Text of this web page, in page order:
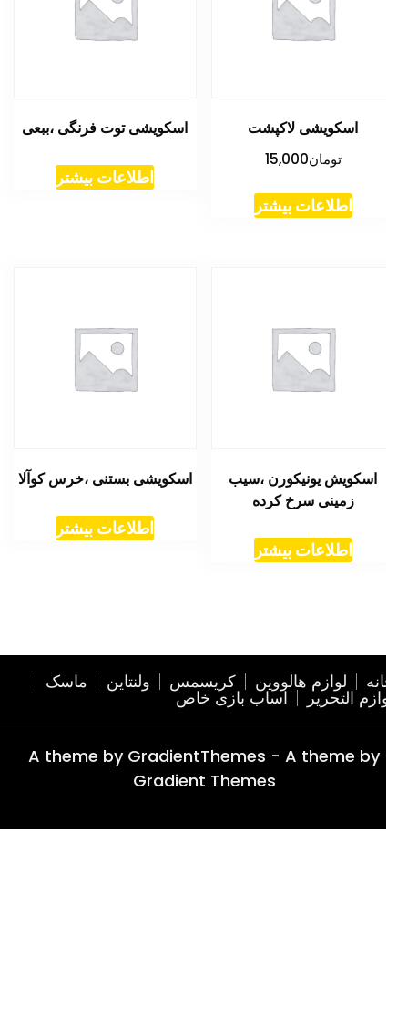
اسکویشی لاکپشت
تومان15,000
اطلاعات بیشتر
اسکویشی توت فرنگی ،ببعی
اطلاعات بیشتر
اسکویش یونیکورن ،سیب
زمینی سرخ کرده
اطلاعات بیشتر
اسکویشی بستنی ،خرس کوآلا
اطلاعات بیشتر
لوازم هالووین کریسمس ولنتاین ماسک
التحریر اساب بازی خاص
A theme by GradientThemes - A theme by
Gradient Themes